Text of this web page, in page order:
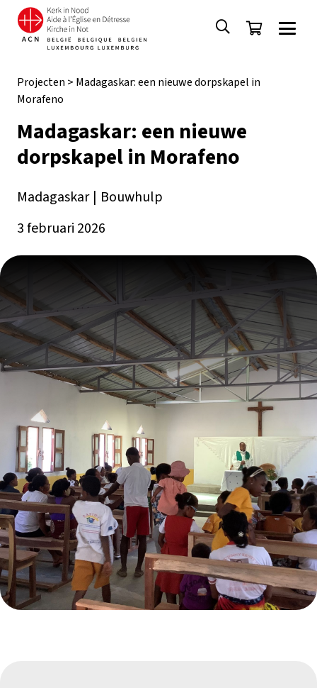
Projecten > Madagaskar: een nieuwe dorpskapel in
Morafeno
Madagaskar: een nieuwe
dorpskapel in Morafeno
Madagaskar | Bouwhulp
3 februari 2026